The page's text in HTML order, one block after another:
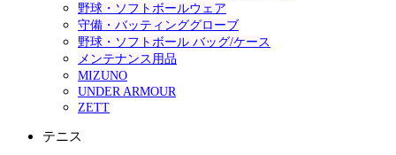
野球・ソフトボールウェア
守備・バッティンググローブ
野球・ソフトボール バッグ/ケース
メンテナンス用品
MIZUNO
UNDER ARMOUR
ZETT
テニス